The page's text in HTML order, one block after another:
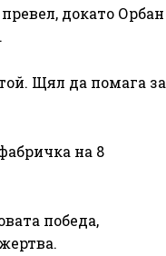
докато Орбан
Щял да помага за
на 8
победа,